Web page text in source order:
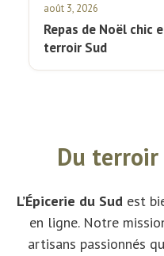
août 3, 2026
Repas de Noël chic
terroir Sud
Du terroir
L’Épicerie du Sud est
en ligne. Notre
artisans passionnés